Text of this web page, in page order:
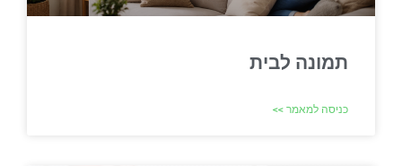
תמונה לבית
כניסה למאמר >>